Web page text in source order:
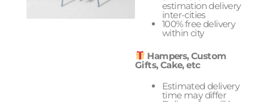
estimation delivery
inter-cities
100% free delivery
within city
Hampers, Custom
Gifts, Cake, etc
Estimated delivery
time may differ